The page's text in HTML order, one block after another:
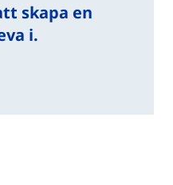
skapa en
i.